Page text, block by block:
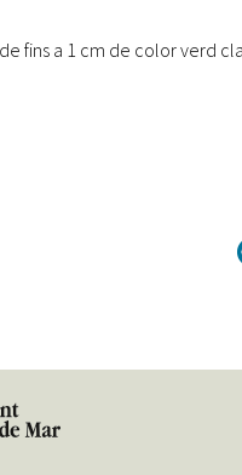
fins a 1 cm de color verd